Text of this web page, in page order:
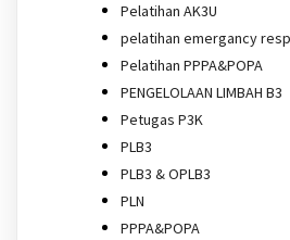
Pelatihan AK3U
pelatihan emergancy
Pelatihan PPPA&POPA
PENGELOLAAN LIMBAH B3
Petugas P3K
PLB3
PLB3 & OPLB3
PLN
PPPA&POPA